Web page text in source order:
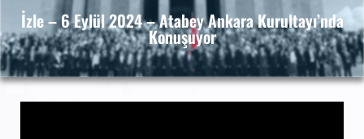
İzle – 6 Eylül 2024 – Atabey Ankara Kurultayı’nda
Konuşuyor